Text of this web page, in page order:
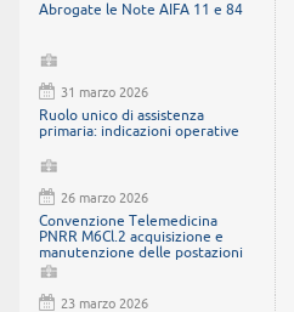
Abrogate le Note AIFA 11 e 84
31 marzo 2026
Ruolo unico di assistenza
primaria: indicazioni operative
26 marzo 2026
Convenzione Telemedicina
PNRR M6Cl.2 acquisizione e
manutenzione delle postazioni
di lavoro e della relativa logistica
per soluzioni di telemedicina
23 marzo 2026